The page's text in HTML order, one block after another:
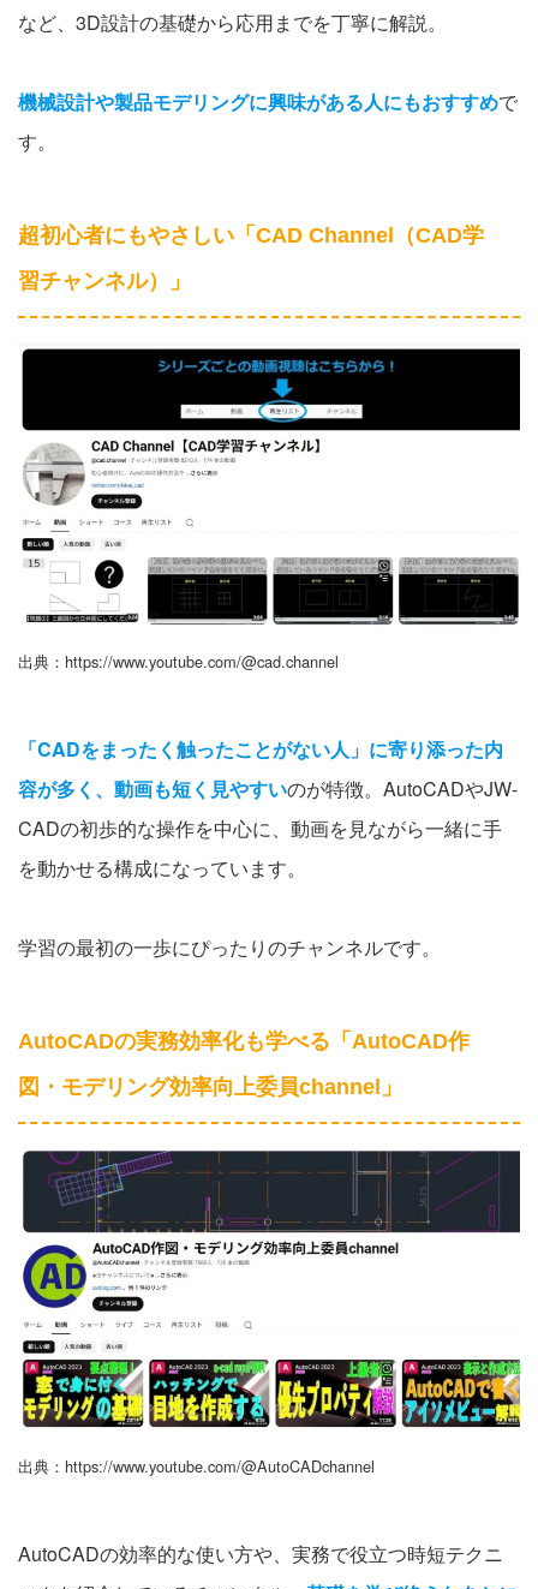
など、3D設計の基礎から応用までを丁寧に解説。
機械設計や製品モデリングに興味がある人にもおすすめで
す。
超初心者にもやさしい「CAD Channel（CAD学
習チャンネル）」
出典：https://www.youtube.com/@cad.channel
「CADをまったく触ったことがない人」に寄り添った内
容が多く、動画も短く見やすいのが特徴。AutoCADやJW-
CADの初歩的な操作を中心に、動画を見ながら一緒に手
を動かせる構成になっています。
学習の最初の一歩にぴったりのチャンネルです。
AutoCADの実務効率化も学べる「AutoCAD作
図・モデリング効率向上委員channel」
出典：https://www.youtube.com/@AutoCADchannel
AutoCADの効率的な使い方や、実務で役立つ時短テクニ